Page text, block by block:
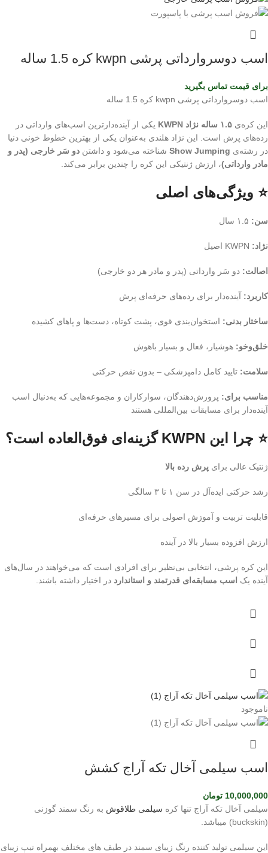
اسب دوسروارداتی پرشی kwpn کره 1.5 ساله
برای قیمت تماس بگیرید
اسب دوسروارداتی پرشی kwpn کره 1.5 ساله
این کره‌ی ۱.۵ ساله نژاد KWPN
یکی از آینده‌دارترین اسب‌های وارداتی در
رده‌های پرش است. این نژاد هلندی به‌عنوان یکی از بهترین خطوط خونی دنیا
در رشته‌ی Show Jumping شناخته می‌شود و داشتن دو سَر خارجی (پدر و
مادر وارداتی)، ارزش ژنتیکی این کره را چندین برابر می‌کند.
⭐ ویژگی‌های اصلی
سن:
نژاد:
اصالت: دو سَر وارداتی (پدر و مادر هر دو خارجی)
کاربرد: آینده‌دار برای رده‌های حرفه‌ای پرش
ساختار بدنی: استخوان‌بندی قوی، پشت کوتاه، دست‌ها و پاهای کشیده
خلق‌وخو: هوشیار، فعال و بسیار باهوش
سلامت: تایید کامل دامپزشکی – بدون نقص حرکتی
مناسب برای: پرورش‌دهندگان، سوارکاران و مجموعه‌هایی که به‌دنبال اسب
آینده‌دار برای مسابقات بین‌المللی هستند
⭐ چرا این KWPN گزینه‌ای فوق‌العاده است؟
ژنتیک عالی برای پرش رده بالا
رشد حرکتی ایده‌آل در سن ۱ تا ۳ سالگی
قابلیت تربیت و آموزش اصولی برای مسیرهای حرفه‌ای
ارزش افزوده بسیار بالا در آینده
این کره پرشی، انتخابی بی‌نظیر برای افرادی است که می‌خواهند در سال‌های
آینده یک
اسب مسابقه‌ای قدرتمند و استاندارد در اختیار داشته باشند.
ناموجود
اسب سیلمی آخال تکه آراج کشش
10,000,000 تومان
سیلمی آخال تکه آراج تنها کره سیلمی طلاقوش به رنگ سمند گوزنی
(buckskin) میباشد.
این سیلمی تولید کننده رنگ زیبای سمند در طیف های مختلف بهمراه تیپ زیبای